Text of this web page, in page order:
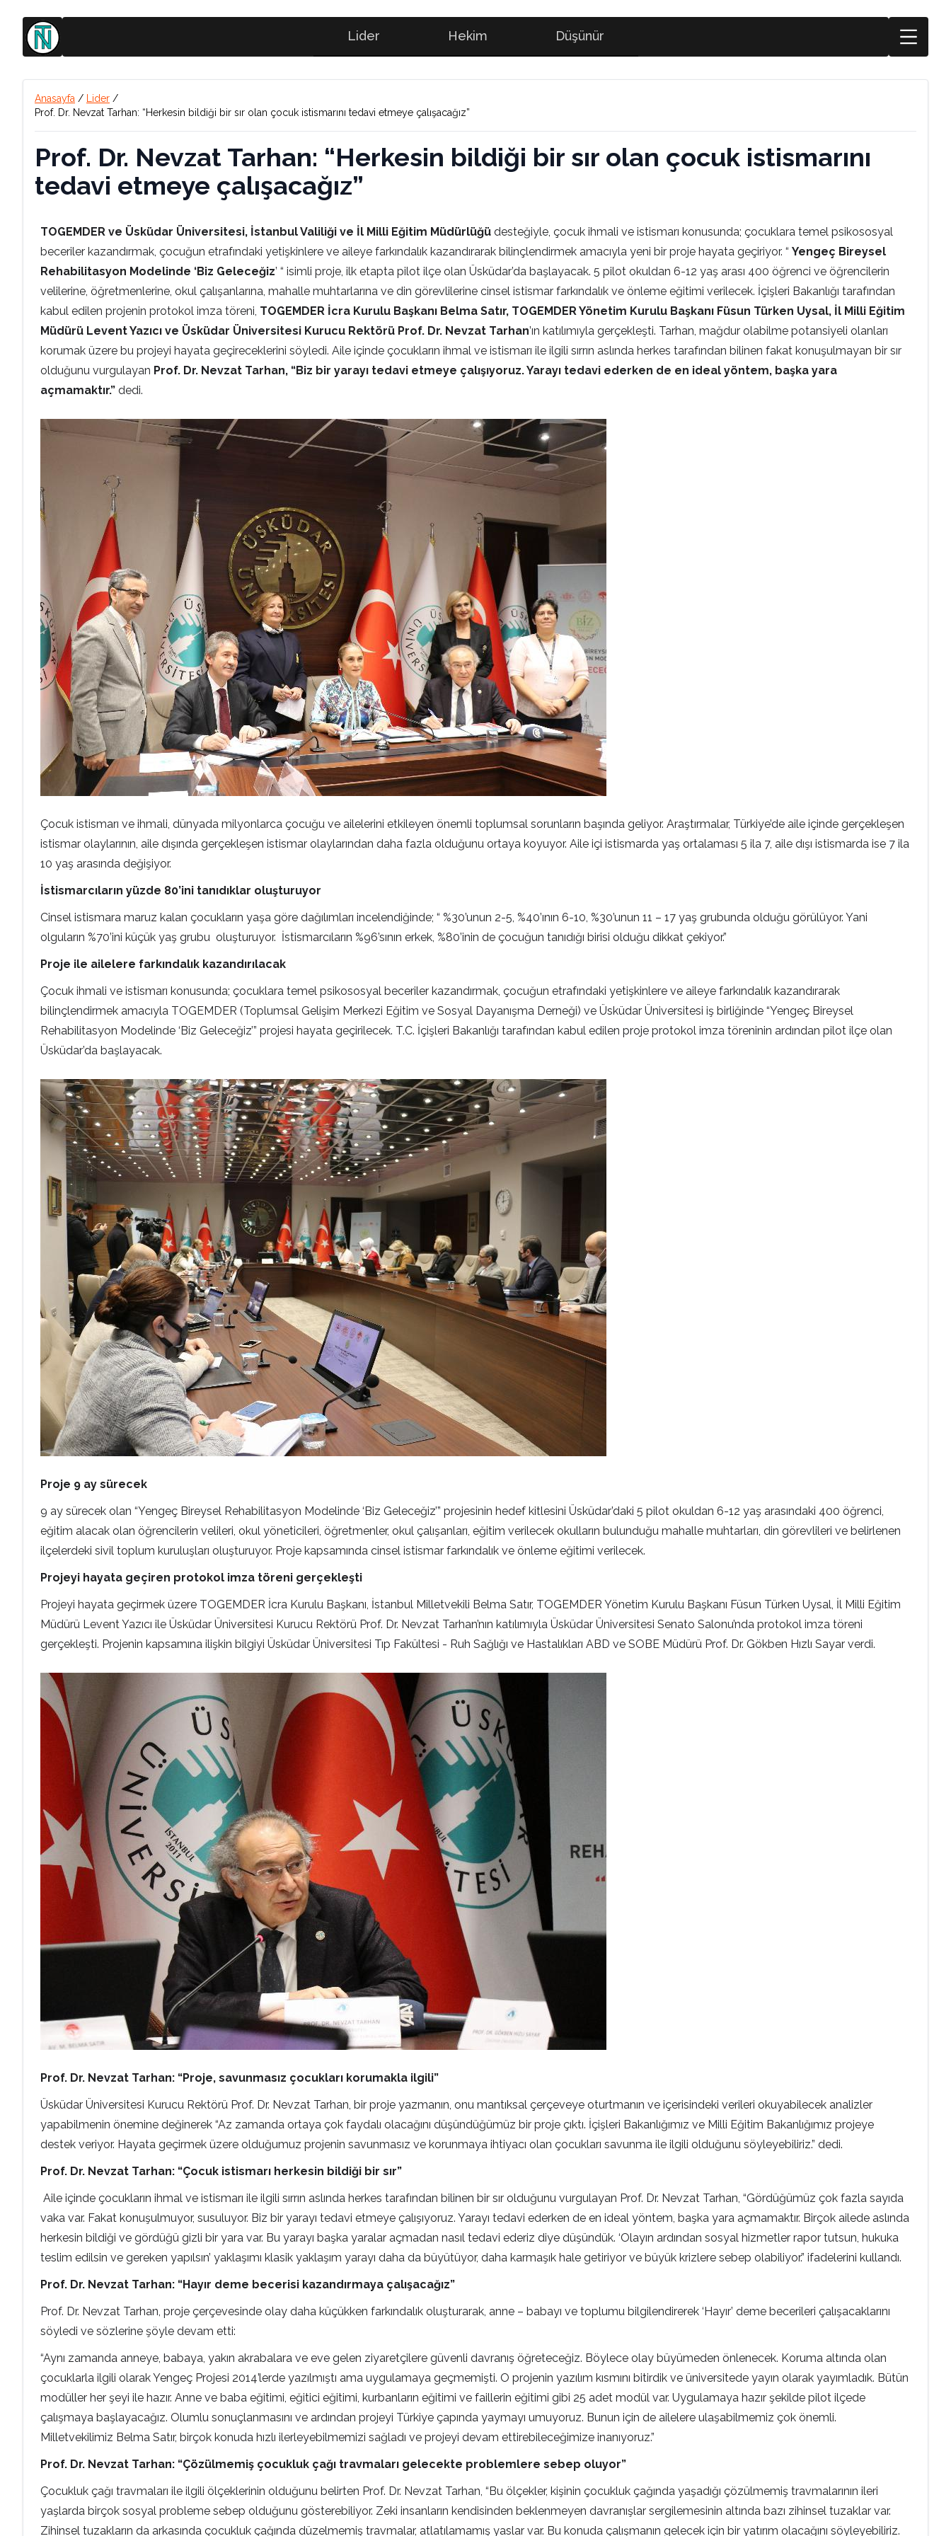
Lider Hekim Düşünür
Anasayfa / Lider /
Prof. Dr. Nevzat Tarhan: “Herkesin bildiği bir sır olan çocuk istismarını tedavi etmeye çalışacağız”
Prof. Dr. Nevzat Tarhan: “Herkesin bildiği bir sır olan çocuk istismarını
tedavi etmeye çalışacağız”
TOGEMDER ve Üsküdar Üniversitesi, İstanbul Valiliği ve İl Milli Eğitim Müdürlüğü desteğiyle, çocuk ihmali ve istismarı konusunda; çocuklara temel psikososyal
beceriler kazandırmak, çocuğun etrafındaki yetişkinlere ve aileye farkındalık kazandırarak bilinçlendirmek amacıyla yeni bir proje hayata geçiriyor. “ Yengeç Bireysel
Rehabilitasyon Modelinde ‘Biz Geleceğiz’ “ isimli proje, ilk etapta pilot ilçe olan Üsküdar’da başlayacak. 5 pilot okuldan 6-12 yaş arası 400 öğrenci ve öğrencilerin
velilerine, öğretmenlerine, okul çalışanlarına, mahalle muhtarlarına ve din görevlilerine cinsel istismar farkındalık ve önleme eğitimi verilecek. İçişleri Bakanlığı tarafından
kabul edilen projenin protokol imza töreni, TOGEMDER İcra Kurulu Başkanı Belma Satır, TOGEMDER Yönetim Kurulu Başkanı Füsun Türken Uysal, İl Milli Eğitim
Müdürü Levent Yazıcı ve Üsküdar Üniversitesi Kurucu Rektörü Prof. Dr. Nevzat Tarhan’ın katılımıyla gerçekleşti. Tarhan, mağdur olabilme potansiyeli olanları
korumak üzere bu projeyi hayata geçireceklerini söyledi. Aile içinde çocukların ihmal ve istismarı ile ilgili sırrın aslında herkes tarafından bilinen fakat konuşulmayan bir sır
olduğunu vurgulayan Prof. Dr. Nevzat Tarhan, “Biz bir yarayı tedavi etmeye çalışıyoruz. Yarayı tedavi ederken de en ideal yöntem, başka yara
açmamaktır.” dedi.
Çocuk istismarı ve ihmali, dünyada milyonlarca çocuğu ve ailelerini etkileyen önemli toplumsal sorunların başında geliyor. Araştırmalar, Türkiye’de aile içinde gerçekleşen
istismar olaylarının, aile dışında gerçekleşen istismar olaylarından daha fazla olduğunu ortaya koyuyor. Aile içi istismarda yaş ortalaması 5 ila 7, aile dışı istismarda ise 7 ila
10 yaş arasında değişiyor.
İstismarcıların yüzde 80’ini tanıdıklar oluşturuyor
Cinsel istismara maruz kalan çocukların yaşa göre dağılımları incelendiğinde; “ %30’unun 2-5, %40’ının 6-10, %30’unun 11 – 17 yaş grubunda olduğu görülüyor. Yani
olguların %70’ini küçük yaş grubu oluşturuyor. İstismarcıların %96’sının erkek, %80’inin de çocuğun tanıdığı birisi olduğu dikkat çekiyor.”
Proje ile ailelere farkındalık kazandırılacak
Çocuk ihmali ve istismarı konusunda; çocuklara temel psikososyal beceriler kazandırmak, çocuğun etrafındaki yetişkinlere ve aileye farkındalık kazandırarak
bilinçlendirmek amacıyla TOGEMDER (Toplumsal Gelişim Merkezi Eğitim ve Sosyal Dayanışma Derneği) ve Üsküdar Üniversitesi iş birliğinde “Yengeç Bireysel
Rehabilitasyon Modelinde ‘Biz Geleceğiz’” projesi hayata geçirilecek. T.C. İçişleri Bakanlığı tarafından kabul edilen proje protokol imza töreninin ardından pilot ilçe olan
Üsküdar’da başlayacak.
Proje 9 ay sürecek
9 ay sürecek olan “Yengeç Bireysel Rehabilitasyon Modelinde ‘Biz Geleceğiz’” projesinin hedef kitlesini Üsküdar’daki 5 pilot okuldan 6-12 yaş arasındaki 400 öğrenci,
eğitim alacak olan öğrencilerin velileri, okul yöneticileri, öğretmenler, okul çalışanları, eğitim verilecek okulların bulunduğu mahalle muhtarları, din görevlileri ve belirlenen
ilçelerdeki sivil toplum kuruluşları oluşturuyor. Proje kapsamında cinsel istismar farkındalık ve önleme eğitimi verilecek.
Projeyi hayata geçiren protokol imza töreni gerçekleşti
Projeyi hayata geçirmek üzere TOGEMDER İcra Kurulu Başkanı, İstanbul Milletvekili Belma Satır, TOGEMDER Yönetim Kurulu Başkanı Füsun Türken Uysal, İl Milli Eğitim
Müdürü Levent Yazıcı ile Üsküdar Üniversitesi Kurucu Rektörü Prof. Dr. Nevzat Tarhan’nın katılımıyla Üsküdar Üniversitesi Senato Salonu’nda protokol imza töreni
gerçekleşti. Projenin kapsamına ilişkin bilgiyi Üsküdar Üniversitesi Tıp Fakültesi - Ruh Sağlığı ve Hastalıkları ABD ve SOBE Müdürü Prof. Dr. Gökben Hızlı Sayar verdi.
Prof. Dr. Nevzat Tarhan: “Proje, savunmasız çocukları korumakla ilgili”
Üsküdar Üniversitesi Kurucu Rektörü Prof. Dr. Nevzat Tarhan, bir proje yazmanın, onu mantıksal çerçeveye oturtmanın ve içerisindeki verileri okuyabilecek analizler
yapabilmenin önemine değinerek “Az zamanda ortaya çok faydalı olacağını düşündüğümüz bir proje çıktı. İçişleri Bakanlığımız ve Milli Eğitim Bakanlığımız projeye
destek veriyor. Hayata geçirmek üzere olduğumuz projenin savunmasız ve korunmaya ihtiyacı olan çocukları savunma ile ilgili olduğunu söyleyebiliriz.” dedi.
Prof. Dr. Nevzat Tarhan: “Çocuk istismarı herkesin bildiği bir sır”
Aile içinde çocukların ihmal ve istismarı ile ilgili sırrın aslında herkes tarafından bilinen bir sır olduğunu vurgulayan Prof. Dr. Nevzat Tarhan, “Gördüğümüz çok fazla sayıda
vaka var. Fakat konuşulmuyor, susuluyor. Biz bir yarayı tedavi etmeye çalışıyoruz. Yarayı tedavi ederken de en ideal yöntem, başka yara açmamaktır. Birçok ailede aslında
herkesin bildiği ve gördüğü gizli bir yara var. Bu yarayı başka yaralar açmadan nasıl tedavi ederiz diye düşündük. ‘Olayın ardından sosyal hizmetler rapor tutsun, hukuka
teslim edilsin ve gereken yapılsın’ yaklaşımı klasik yaklaşım yarayı daha da büyütüyor, daha karmaşık hale getiriyor ve büyük krizlere sebep olabiliyor.” ifadelerini kullandı.
Prof. Dr. Nevzat Tarhan: “Hayır deme becerisi kazandırmaya çalışacağız”
Prof. Dr. Nevzat Tarhan, proje çerçevesinde olay daha küçükken farkındalık oluşturarak, anne – babayı ve toplumu bilgilendirerek ‘Hayır’ deme becerileri çalışacaklarını
söyledi ve sözlerine şöyle devam etti:
“Aynı zamanda anneye, babaya, yakın akrabalara ve eve gelen ziyaretçilere güvenli davranış öğreteceğiz. Böylece olay büyümeden önlenecek. Koruma altında olan
çocuklarla ilgili olarak Yengeç Projesi 2014’lerde yazılmıştı ama uygulamaya geçmemişti. O projenin yazılım kısmını bitirdik ve üniversitede yayın olarak yayımladık. Bütün
modüller her şeyi ile hazır. Anne ve baba eğitimi, eğitici eğitimi, kurbanların eğitimi ve faillerin eğitimi gibi 25 adet modül var. Uygulamaya hazır şekilde pilot ilçede
çalışmaya başlayacağız. Olumlu sonuçlanmasını ve ardından projeyi Türkiye çapında yaymayı umuyoruz. Bunun için de ailelere ulaşabilmemiz çok önemli.
Milletvekilimiz Belma Satır, birçok konuda hızlı ilerleyebilmemizi sağladı ve projeyi devam ettirebileceğimize inanıyoruz.”
Prof. Dr. Nevzat Tarhan: “Çözülmemiş çocukluk çağı travmaları gelecekte problemlere sebep oluyor”
Çocukluk çağı travmaları ile ilgili ölçeklerinin olduğunu belirten Prof. Dr. Nevzat Tarhan, “Bu ölçekler, kişinin çocukluk çağında yaşadığı çözülmemiş travmalarının ileri
yaşlarda birçok sosyal probleme sebep olduğunu gösterebiliyor. Zeki insanların kendisinden beklenmeyen davranışlar sergilemesinin altında bazı zihinsel tuzaklar var.
Zihinsel tuzakların da arkasında çocukluk çağında düzelmemiş travmalar, atlatılamamış yaslar var. Bu konuda çalışmanın gelecek için bir yatırım olacağını söyleyebiliriz.